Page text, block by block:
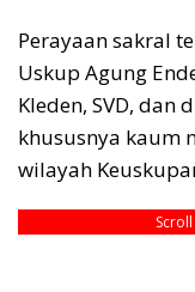
Perayaan sakral
Uskup Agung
Kleden, SVD,
khususnya kaum
wilayah